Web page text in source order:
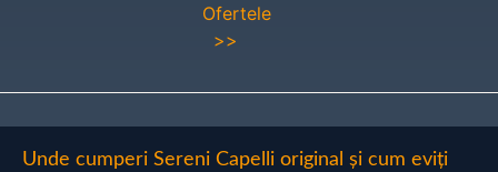
Ofertele
>>
Unde cumperi Sereni Capelli original și cum eviți